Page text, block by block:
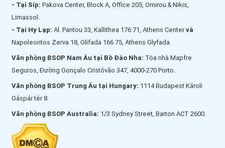
- Tại Síp: Pakova Center, Block A, Office 205, Omirou & Nikis,
Limassol.
- Tại Hy Lạp: Al. Pantou 33, Kallithea 176 71, Athens Centervà
Napoleontos Zerva 18, Glifada 166 75, Athens Glyfada
Văn phòng BSOP Nam Âu tại Bồ Đào Nha: Tòa nhà Mapfre
Seguros, Đường Gonçalo Cristóvão 347, 4000-270 Porto.
Văn phòng BSOP Trung Âu tại Hungary: 1114 Budapest Károli
Gáspár tér 8.
Văn phòng BSOP Australia: 1/3 Sydney Street, Barton ACT 2600.